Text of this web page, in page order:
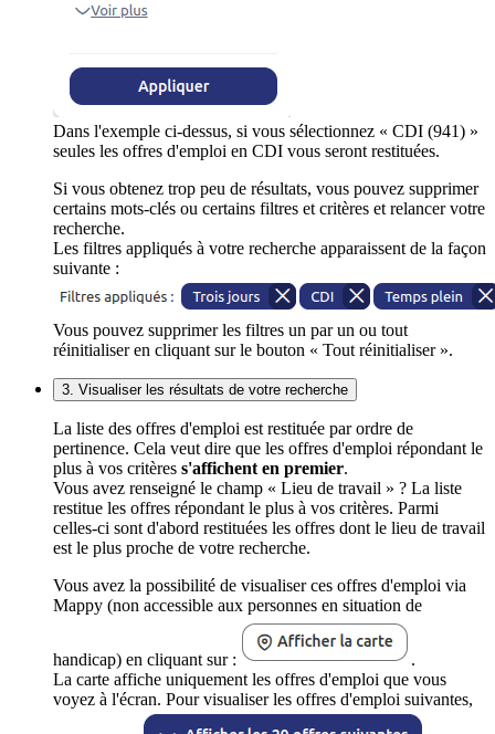
Dans l'exemple ci-dessus, si vous sélectionnez « CDI (941) »
seules les offres d'emploi en CDI vous seront restituées.
Si vous obtenez trop peu de résultats, vous pouvez supprimer
certains mots-clés ou certains filtres et critères et relancer votre
recherche.
Les filtres appliqués à votre recherche apparaissent de la façon
suivante :
Vous pouvez supprimer les filtres un par un ou tout
réinitialiser en cliquant sur le bouton « Tout réinitialiser ».
3. Visualiser les résultats de votre recherche
La liste des offres d'emploi est restituée par ordre de
pertinence. Cela veut dire que les offres d'emploi répondant le
plus à vos critères s'affichent en premier.
Vous avez renseigné le champ « Lieu de travail » ? La liste
restitue les offres répondant le plus à vos critères. Parmi
celles-ci sont d'abord restituées les offres dont le lieu de travail
est le plus proche de votre recherche.
Vous avez la possibilité de visualiser ces offres d'emploi via
Mappy (non accessible aux personnes en situation de
handicap) en cliquant sur :
.
La carte affiche uniquement les offres d'emploi que vous
voyez à l'écran. Pour visualiser les offres d'emploi suivantes,